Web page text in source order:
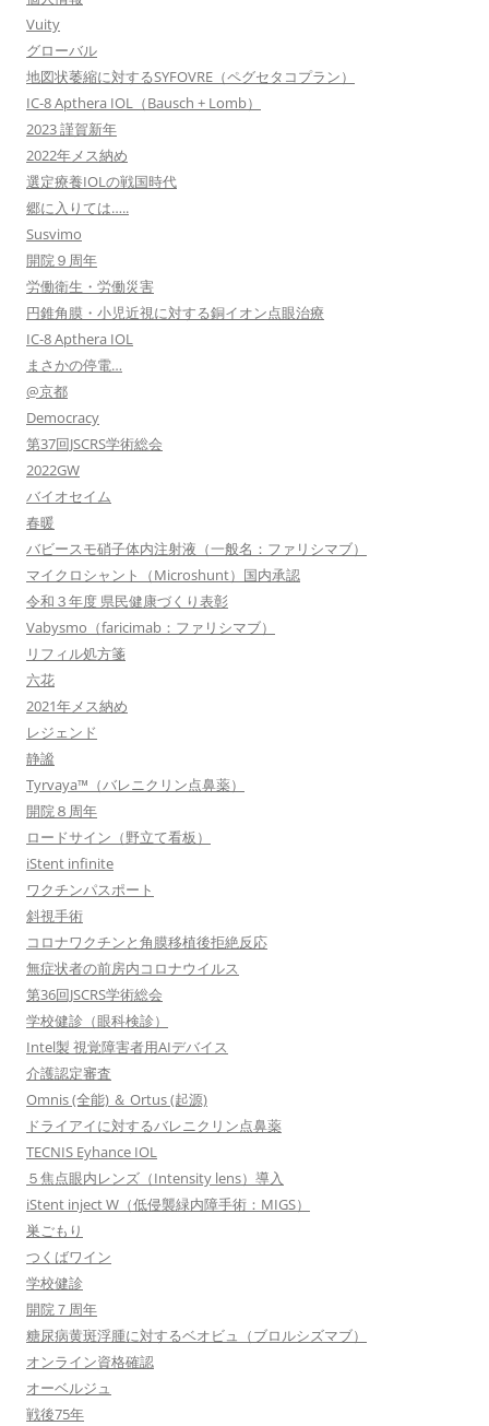
Vuity
グローバル
地図状萎縮に対するSYFOVRE（ペグセタコプラン）
IC-8 Apthera IOL（Bausch + Lomb）
2023 謹賀新年
2022年メス納め
選定療養IOLの戦国時代
郷に入りては…..
Susvimo
開院９周年
労働衛生・労働災害
円錐角膜・小児近視に対する銅イオン点眼治療
IC-8 Apthera IOL
まさかの停電…
@京都
Democracy
第37回JSCRS学術総会
2022GW
バイオセイム
春暖
バビースモ硝子体内注射液（一般名：ファリシマブ）
マイクロシャント（Microshunt）国内承認
令和３年度 県民健康づくり表彰
Vabysmo（faricimab：ファリシマブ）
リフィル処方箋
六花
2021年メス納め
レジェンド
静謐
Tyrvaya™（バレニクリン点鼻薬）
開院８周年
ロードサイン（野立て看板）
iStent infinite
ワクチンパスポート
斜視手術
コロナワクチンと角膜移植後拒絶反応
無症状者の前房内コロナウイルス
第36回JSCRS学術総会
学校健診（眼科検診）
Intel製 視覚障害者用AIデバイス
介護認定審査
Omnis (全能) ＆ Ortus (起源)
ドライアイに対するバレニクリン点鼻薬
TECNIS Eyhance IOL
５焦点眼内レンズ（Intensity lens）導入
iStent inject W（低侵襲緑内障手術：MIGS）
巣ごもり
つくばワイン
学校健診
開院７周年
糖尿病黄斑浮腫に対するベオビュ（ブロルシズマブ）
オンライン資格確認
オーベルジュ
戦後75年